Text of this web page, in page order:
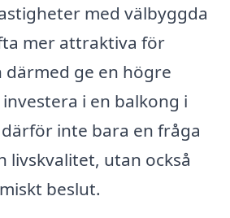
med välbyggda
mer attraktiva för
därmed ge en högre
i en balkong i
inte bara en fråga
livskvalitet, utan också
beslut.